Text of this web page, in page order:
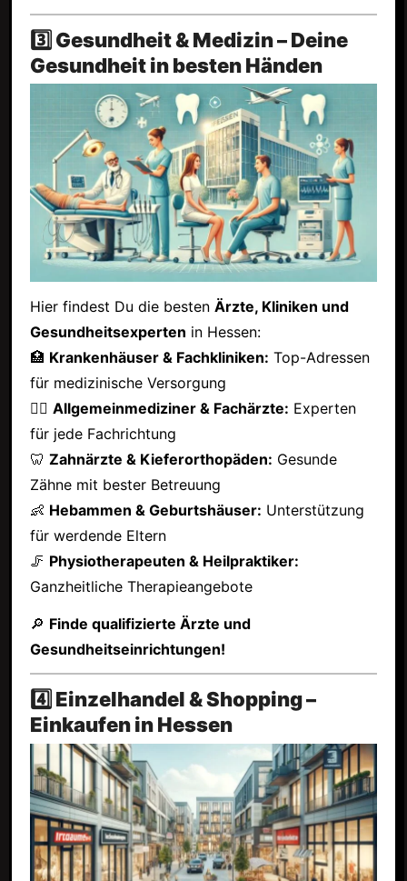
3️⃣ Gesundheit & Medizin – Deine
Gesundheit in besten Händen
Hier findest Du die besten Ärzte, Kliniken und
Gesundheitsexperten in Hessen:
🏥 Krankenhäuser & Fachkliniken: Top-Adressen
für medizinische Versorgung
👩‍⚕️ Allgemeinmediziner & Fachärzte: Experten
für jede Fachrichtung
🦷 Zahnärzte & Kieferorthopäden: Gesunde
Zähne mit bester Betreuung
👶 Hebammen & Geburtshäuser: Unterstützung
für werdende Eltern
🦵 Physiotherapeuten & Heilpraktiker:
Ganzheitliche Therapieangebote
🔎 Finde qualifizierte Ärzte und
Gesundheitseinrichtungen!
4️⃣ Einzelhandel & Shopping –
Einkaufen in Hessen